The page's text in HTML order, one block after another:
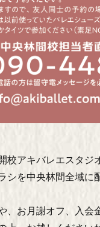
校アキバレエスタジ
シを中央林間全域に
、お月謝オフ、入会